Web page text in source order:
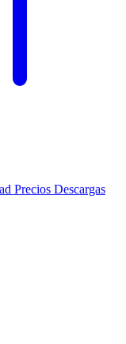
Precios Descargas